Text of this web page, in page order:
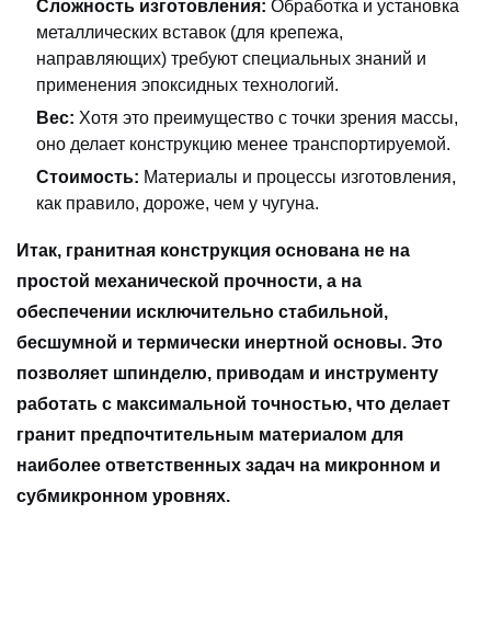
Сложность изготовления: Обработка и установка
металлических вставок (для крепежа,
направляющих) требуют специальных знаний и
применения эпоксидных технологий.
Вес: Хотя это преимущество с точки зрения массы,
оно делает конструкцию менее транспортируемой.
Стоимость: Материалы и процессы изготовления,
как правило, дороже, чем у чугуна.
Итак, гранитная конструкция основана не на
простой механической прочности, а на
обеспечении исключительно стабильной,
бесшумной и термически инертной основы. Это
позволяет шпинделю, приводам и инструменту
работать с максимальной точностью, что делает
гранит предпочтительным материалом для
наиболее ответственных задач на микронном и
субмикронном уровнях.